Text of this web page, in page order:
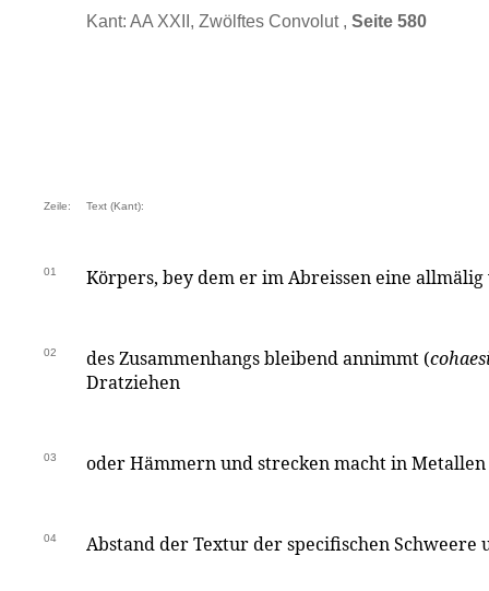
Kant: AA XXII, Zwölftes Convolut , Seite 580
Zeile: Text (Kant):
01 Körpers, bey dem er im Abreissen eine
02 des Zusammenhangs bleibend annimmt (
Dratziehen
03 oder Hämmern und strecken macht in
04 Abstand der Textur der specifischen Schweere